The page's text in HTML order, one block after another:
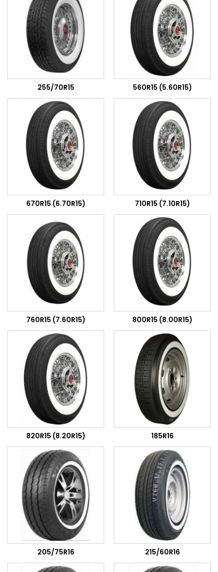
255/70R15 560R15 (5.60R15)
670R15 (6.70R15) 710R15 (7.10R15)
760R15 (7.60R15) 800R15 (8.00R15)
820R15 (8.20R15) 185R16
205/75R16 215/60R16